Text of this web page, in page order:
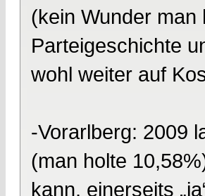
(kein Wunder
Parteigeschichte
wohl weiter auf
-Vorarlberg: 2009
(man holte
kann, einerseits